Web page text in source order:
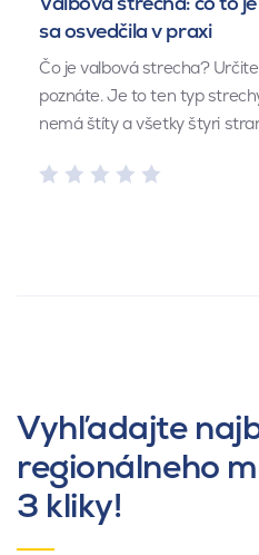
sa osvedčila v praxi
Čo je valbová strecha?
poznáte. Je to ten typ
nemá štíty a všetky štyri
Vyhľadajte
regionálneho
3 kliky!